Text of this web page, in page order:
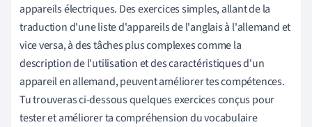
appareils électriques. Des exercices simples, allant de la
traduction d'une liste d'appareils de l'anglais à l'allemand et
vice versa, à des tâches plus complexes comme la
description de l'utilisation et des caractéristiques d'un
appareil en allemand, peuvent améliorer tes compétences.
Tu trouveras ci-dessous quelques exercices conçus pour
tester et améliorer ta compréhension du vocabulaire